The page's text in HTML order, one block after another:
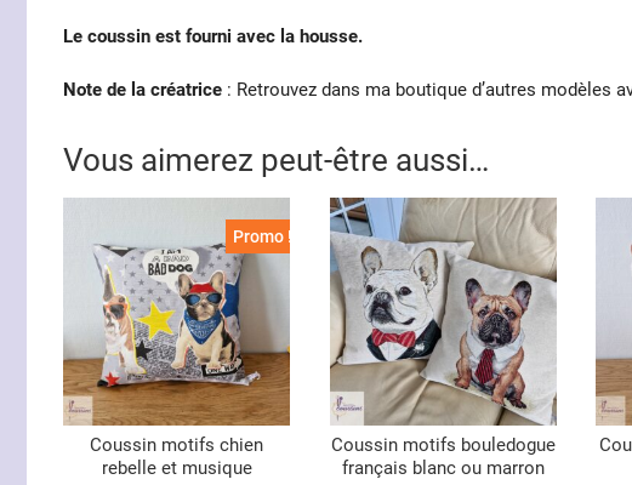
Le coussin est fourni avec la housse.
Note de la créatrice : Retrouvez dans ma boutique d’autres modèles
Vous aimerez peut-être aussi…
Promo !
Coussin motifs chien
rebelle et musique
Coussin motifs bouledogue
français blanc ou marron